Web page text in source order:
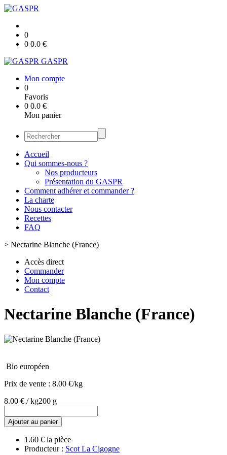
0
0 0.0 €
GASPR
Mon compte
0
Favoris
0 0.0 €
Mon panier
Accueil
Qui sommes-nous ?
Nos producteurs
Présentation du GASPR
Comment adhérer et commander ?
La charte
Nous contacter
Recettes
FAQ
> Nectarine Blanche (France)
Accès direct
Commander
Mon compte
Contact
Nectarine Blanche (France)
Bio européen
Prix de vente : 8.00 €/kg
8.00 € / kg200 g
Ajouter au panier
1.60 € la pièce
Producteur : Scot La Cigogne